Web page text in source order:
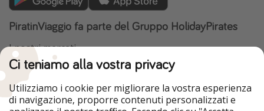
PiratinViaggio fa parte del Gruppo HolidayPirates
I nostri mercati
HolidayPirates
VakantiePiraten
WakacyjniPiraci
Ferienpiraten
Urlaubspiraten
Urlaubspiraten
ViajerosPiratas
Ci teniamo alla vostra privacy
Utilizziamo i cookie per migliorare la vostra esperienza
di navigazione, proporre contenuti personalizzati e